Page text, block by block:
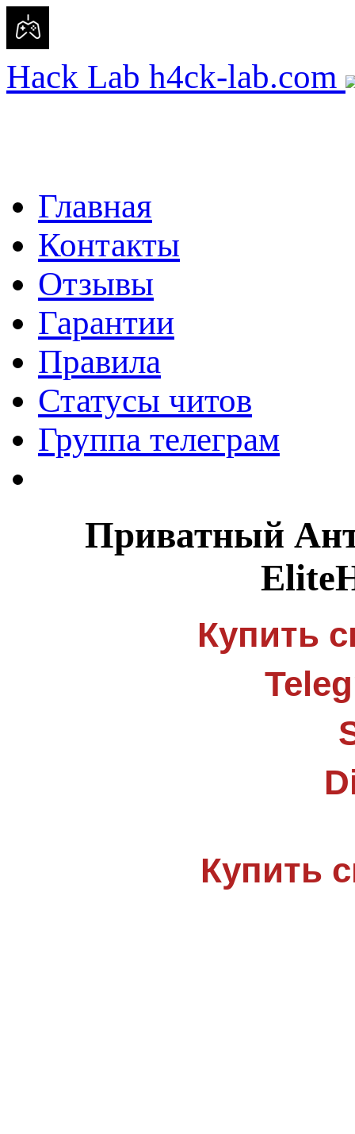
Hack Lab h4ck-lab.com
Главная
Контакты
Отзывы
Гарантии
Правила
Статусы читов
Группа телеграм
Приватный
Купить
Купить